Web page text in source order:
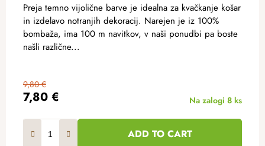
7,80 €
9,80 €
Na zalogi 8 ks
ADD TO CART
Preja temno vijolične barve je idealna za kvačkanje košar
in izdelavo notranjih dekoracij. Narejen je iz 100%
bombaža, ima 100 m navitkov, v naši ponudbi pa boste
našli različne...